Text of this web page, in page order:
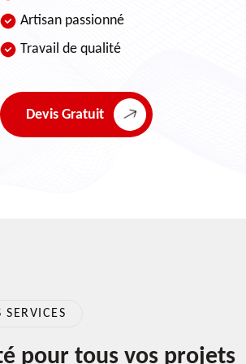
Artisan passionné
Travail de qualité
Devis Gratuit
SERVICES
pour tous vos projets